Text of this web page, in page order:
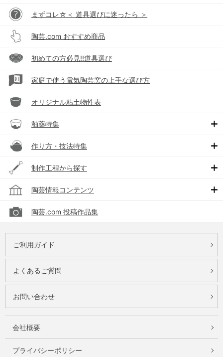
まずコレ☆＜ 道具選びに迷ったら ＞
陶芸.com おすすめ商品
初めての方必見!!道具選び
家庭で使う電気陶芸窯の上手な選び方
オリジナル粘土物性表
釉薬特集
作り方・技法特集
制作工程から探す
陶芸情報コンテンツ
陶芸.com 投稿作品集
ご利用ガイド
よくあるご質問
お問い合わせ
会社概要
プライバシーポリシー